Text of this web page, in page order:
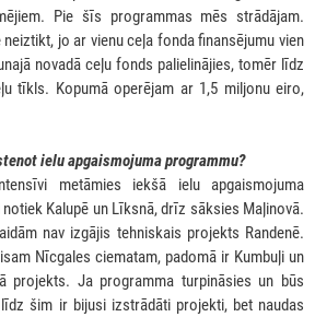
Pie šīs programmas mēs strādājam.
jo ar vienu ceļa fonda finansējumu vien
novadā ceļu fonds palielinājies, tomēr līdz
tīkls. Kopumā operējam ar 1,5 miljonu eiro,
ielu apgaismojuma programmu?
metāmies iekšā ielu apgaismojuma
Kalupē un Līksnā, drīz sāksies Maļinovā.
nav izgājis tehniskais projekts Randenē.
Nīcgales ciematam, padomā ir Kumbuļi un
projekts. Ja programma turpināsies un būs
šim ir bijusi izstrādāti projekti, bet naudas